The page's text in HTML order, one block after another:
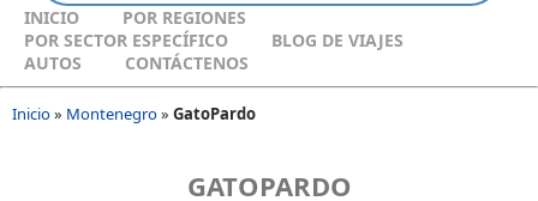
INICIO
POR REGIONES
POR SECTOR ESPECÍFICO
BLOG DE VIAJES
AUTOS
CONTÁCTENOS
Inicio» Montenegro» GatoPardo
GATOPARDO